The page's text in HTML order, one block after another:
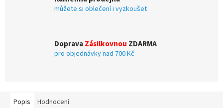
můžete si oblečení i vyzkoušet
DopravaZásilkovnou ZDARMA
pro objednávky nad 700 Kč
Popis Hodnocení